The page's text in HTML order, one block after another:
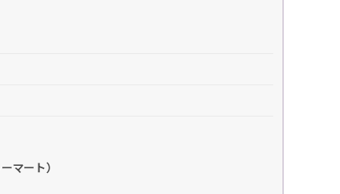
マート）